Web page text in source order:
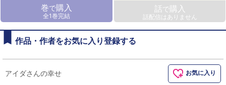
巻で購入
全1巻完結
話で購入
話配信はありません
作品・作者をお気に入り登録する
アイダさんの幸せ お気に入り